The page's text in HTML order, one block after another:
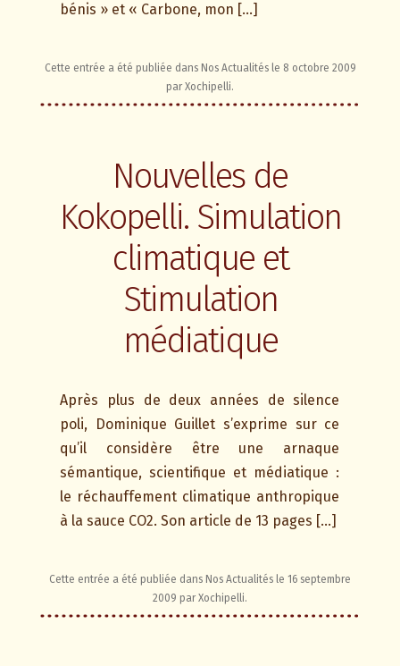
bénis » et « Carbone, mon […]
Cette entrée a été publiée dans Nos Actualitésle 8 octobre 2009
par Xochipelli.
Nouvelles de
Kokopelli. Simulation
climatique et
Stimulation
médiatique
Après plus de deux années de silence
poli, Dominique Guillet s’exprime sur ce
qu’il considère être une arnaque
sémantique, scientifique et médiatique :
le réchauffement climatique anthropique
à la sauce CO2. Son article de 13 pages […]
Cette entrée a été publiée dans Nos Actualités le 16 septembre
2009 par Xochipelli.